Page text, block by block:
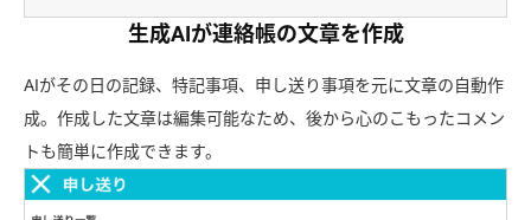
生成AIが連絡帳の文章を作成
AIがその日の記録、特記事項、申し送り事項を元に文章の自動作
成。作成した文章は編集可能なため、後から心のこもったコメン
トも簡単に作成できます。